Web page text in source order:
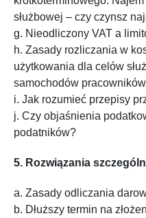
służbowej – czy czynsz
g. Nieodliczony VAT a
h. Zasady rozliczania w
użytkowania dla celów
samochodów
i. Jak rozumieć przepisy
j. Czy objaśnienia
podatników?
5. Rozwiązania
a. Zasady odliczania
b. Dłuższy termin na